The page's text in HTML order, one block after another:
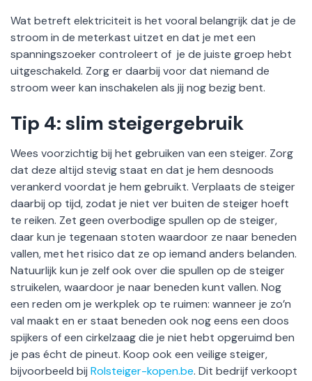
Wat betreft elektriciteit is het vooral belangrijk dat je de
stroom in de meterkast uitzet en dat je met een
spanningszoeker controleert of je de juiste groep hebt
uitgeschakeld. Zorg er daarbij voor dat niemand de
stroom weer kan inschakelen als jij nog bezig bent.
Tip 4: slim steigergebruik
Wees voorzichtig bij het gebruiken van een steiger. Zorg
dat deze altijd stevig staat en dat je hem desnoods
verankerd voordat je hem gebruikt. Verplaats de steiger
daarbij op tijd, zodat je niet ver buiten de steiger hoeft
te reiken. Zet geen overbodige spullen op de steiger,
daar kun je tegenaan stoten waardoor ze naar beneden
vallen, met het risico dat ze op iemand anders belanden.
Natuurlijk kun je zelf ook over die spullen op de steiger
struikelen, waardoor je naar beneden kunt vallen. Nog
een reden om je werkplek op te ruimen: wanneer je zo’n
val maakt en er staat beneden ook nog eens een doos
spijkers of een cirkelzaag die je niet hebt opgeruimd ben
je pas écht de pineut. Koop ook een veilige steiger,
bijvoorbeeld bij Rolsteiger-kopen.be. Dit bedrijf verkoopt